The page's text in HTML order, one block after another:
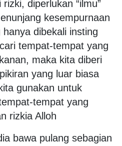
diperlukan “ilmu”
kesempurnaan
dibekali insting
tempat-tempat yang
maka kita diberi
yang luar biasa
gunakan untuk
tempat yang
rizkia Alloh
bawa pulang sebagian